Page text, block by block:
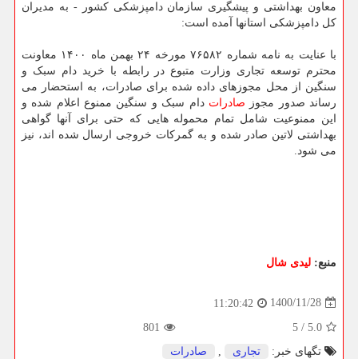
معاون بهداشتی و پیشگیری سازمان دامپزشکی کشور - به مدیران
کل دامپزشکی استانها آمده است:
با عنایت به نامه شماره ۷۶۵۸۲ مورخه ۲۴ بهمن ماه ۱۴۰۰ معاونت
محترم توسعه تجاری وزارت متبوع در رابطه با خرید دام سبک و
سنگین از محل مجوزهای داده شده برای صادرات، به استحضار می
رساند صدور مجوز صادرات دام سبک و سنگین ممنوع اعلام شده و
این ممنوعیت شامل تمام محموله هایی که حتی برای آنها گواهی
بهداشتی لاتین صادر شده و به گمرکات خروجی ارسال شده اند، نیز
می شود.
منبع: لیدی شال
1400/11/28
11:20:42
5.0
/
5
801
تگهای خبر:
تجاری , صادرات